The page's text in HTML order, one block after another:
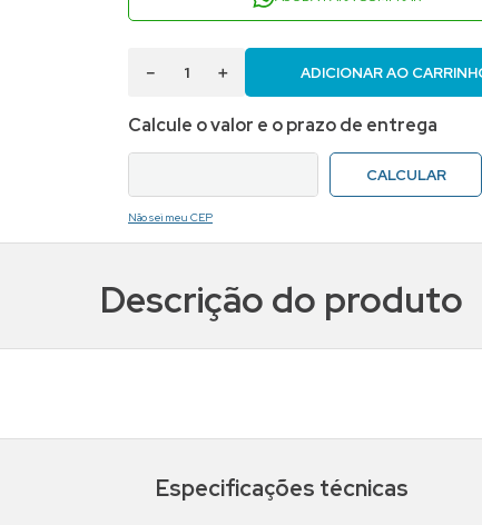
＋
－ ADICIONAR AO
Não sei meu CEP
Descrição do produto
Especificações técnicas